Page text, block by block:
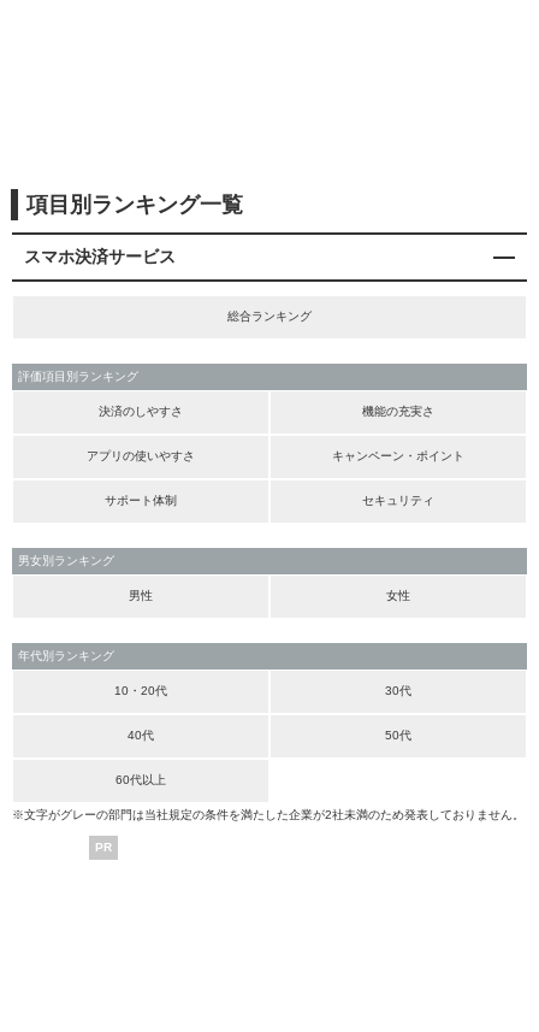
項目別ランキング一覧
スマホ決済サービス
総合ランキング
評価項目別ランキング
決済のしやすさ 機能の充実さ
アプリの使いやすさ キャンペーン・ポイント
サポート体制 セキュリティ
男女別ランキング
男性 女性
年代別ランキング
10・20代 30代
40代 50代
60代以上
※文字がグレーの部門は当社規定の条件を満たした企業が2社未満のため発表しておりません。
PR